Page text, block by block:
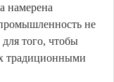
намерена
не
для того, чтобы
традиционными